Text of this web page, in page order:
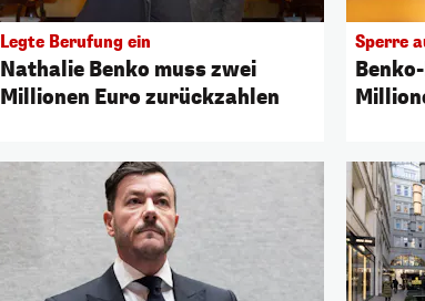
Legte Berufung ein
Nathalie Benko muss zwei
Millionen Euro zurückzahlen
Sperre